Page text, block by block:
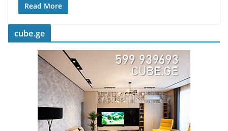
Read More
cube.ge